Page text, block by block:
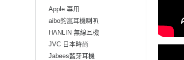
Apple 專用
aibo鈞嵐耳機喇叭
HANLIN 無線耳機
JVC 日本時尚
Jabees藍牙耳機